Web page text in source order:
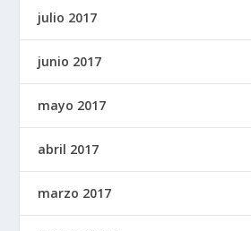
julio 2017
junio 2017
mayo 2017
abril 2017
marzo 2017